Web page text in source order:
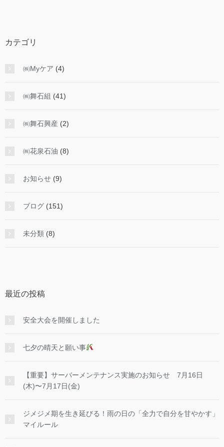
カテゴリ
㈱Myケア (4)
㈱舞石組 (41)
㈱舞石興産 (2)
㈱花泉石油 (8)
お知らせ (9)
ブログ (151)
未分類 (8)
最近の投稿
安全大会を開催しました
七夕の晴天と願い事
【重要】サーバーメンテナンス実施のお知らせ 7月16日
(木)〜7月17日(金)
ジメジメ期を生き延びる！雨の日の「全力で自分を甘やかす」
マイルール